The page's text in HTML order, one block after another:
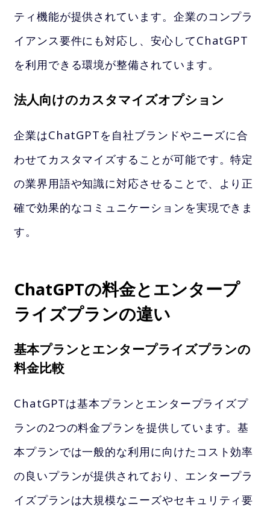
ティ機能が提供されています。企業のコンプラ
イアンス要件にも対応し、安心してChatGPT
を利用できる環境が整備されています。
法人向けのカスタマイズオプション
企業はChatGPTを自社ブランドやニーズに合
わせてカスタマイズすることが可能です。特定
の業界用語や知識に対応させることで、より正
確で効果的なコミュニケーションを実現できま
す。
ChatGPTの料金とエンタープ
ライズプランの違い
基本プランとエンタープライズプランの
料金比較
ChatGPTは基本プランとエンタープライズプ
ランの2つの料金プランを提供しています。基
本プランでは一般的な利用に向けたコスト効率
の良いプランが提供されており、エンタープラ
イズプランは大規模なニーズやセキュリティ要